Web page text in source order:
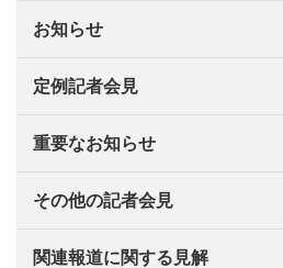
お知らせ
定例記者会見
重要なお知らせ
その他の記者会見
関連報道に関する見解